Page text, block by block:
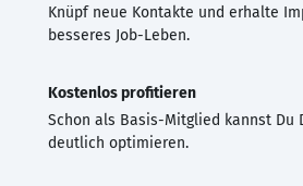
Knüpf neue Kontakte und erhalte
besseres Job-Leben.
Kostenlos profitieren
Schon als Basis-Mitglied kannst Du
deutlich optimieren.